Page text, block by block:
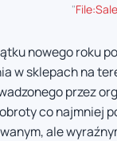
"
nowego roku
w sklepach na
przez
co najmniej
ale